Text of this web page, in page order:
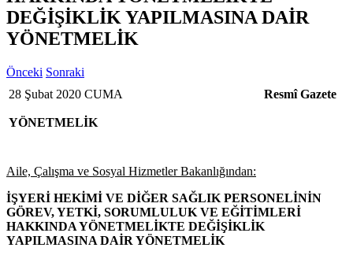
DEĞİŞİKLİK YAPILMASINA DAİR
YÖNETMELİK
Önceki Sonraki
28 Şubat 2020 CUMA
Resmî Gazete
YÖNETMELİK
Aile, Çalışma ve Sosyal Hizmetler Bakanlığından:
İŞYERİ HEKİMİ VE DİĞER SAĞLIK PERSONELİNİN
GÖREV, YETKİ, SORUMLULUK VE EĞİTİMLERİ
HAKKINDA YÖNETMELİKTE DEĞİŞİKLİK
YAPILMASINA DAİR YÖNETMELİK